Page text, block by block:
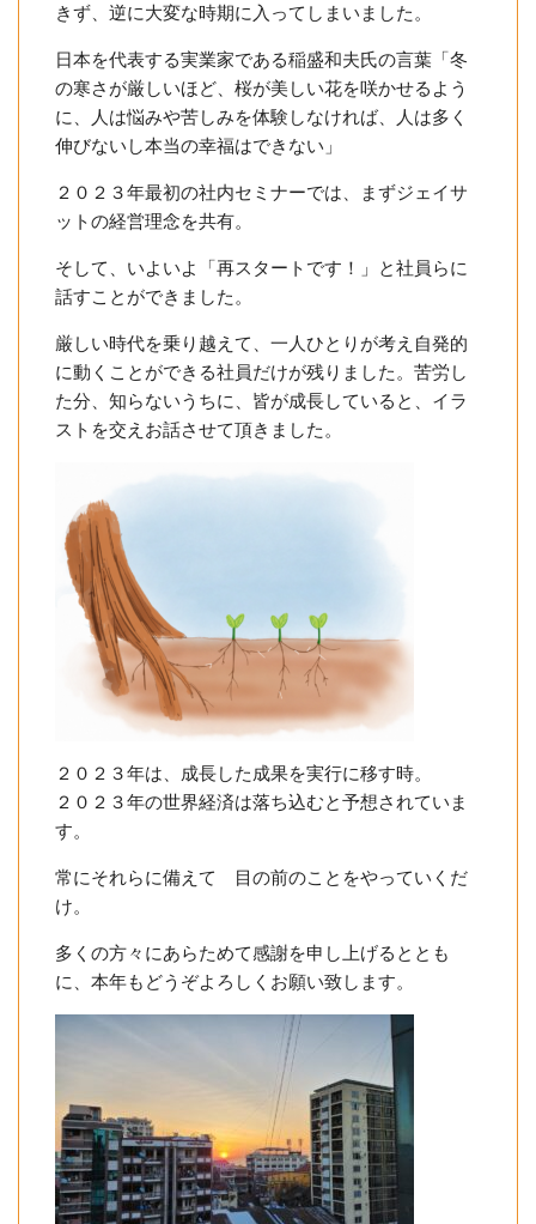
きず、逆に大変な時期に入ってしまいました。
日本を代表する実業家である稲盛和夫氏の言葉「冬
の寒さが厳しいほど、桜が美しい花を咲かせるよう
に、人は悩みや苦しみを体験しなければ、人は多く
伸びないし本当の幸福はできない」
２０２３年最初の社内セミナーでは、まずジェイサ
ットの経営理念を共有。
そして、いよいよ「再スタートです！」と社員らに
話すことができました。
厳しい時代を乗り越えて、一人ひとりが考え自発的
に動くことができる社員だけが残りました。苦労し
た分、知らないうちに、皆が成長していると、イラ
ストを交えお話させて頂きました。
２０２３年は、成長した成果を実行に移す時。
２０２３年の世界経済は落ち込むと予想されていま
す。
常にそれらに備えて 目の前のことをやっていくだ
け。
多くの方々にあらためて感謝を申し上げるととも
に、本年もどうぞよろしくお願い致します。